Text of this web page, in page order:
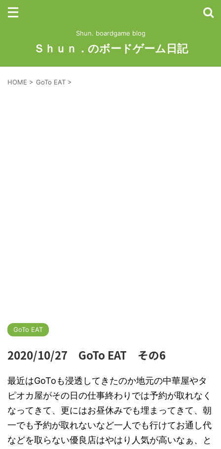
Shun. boardgame blog
Ｓｈｕｎ．のボードゲーム日記
HOME > GoTo EAT >
GoTo EAT
2020/10/27 GoTo EAT その6
最近はGoToも浸透してきたのか地元の中華屋やタ
ピオカ屋がその日の仕事終わりでは予約が取れなく
なってきて、更にはお昼休みでも埋まってきて、朝
一でも予約が取れないなど一人でも行けてお通し代
などを取らない優良店はやはり人気が高いなぁ、と